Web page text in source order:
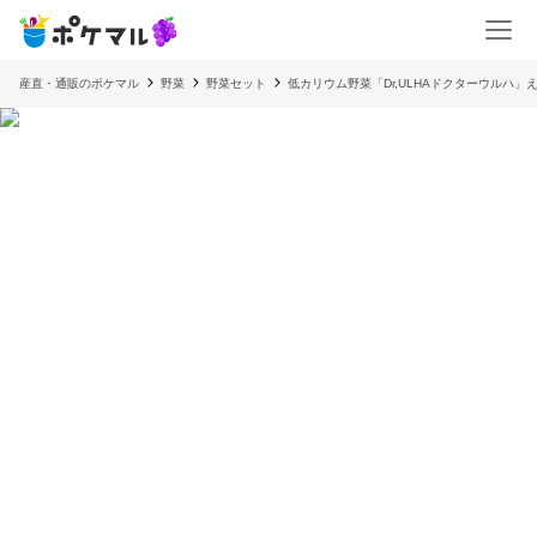
産直・通販のポケマル 野菜 野菜セット 低カリウム野菜「Dr,ULHAドクターウルハ」